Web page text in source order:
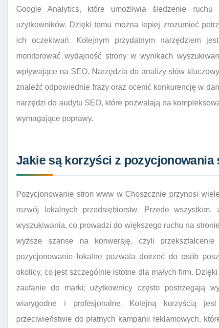
Google Analytics, które umożliwia śledzenie
użytkowników. Dzięki temu można lepiej zrozumieć
ich oczekiwań. Kolejnym przydatnym narzędziem
monitorować wydajność strony w wynikach
wpływające na SEO. Narzędzia do analizy słów
znaleźć odpowiednie frazy oraz ocenić konkurencję w
narzędzi do audytu SEO, które pozwalają na
wymagające poprawy.
Jakie są korzyści z pozycjonowania
Pozycjonowanie stron www w Choszcznie przynosi
rozwój lokalnych przedsiębiorstw. Przede
wyszukiwania, co prowadzi do większego ruchu na
wyższe szanse na konwersję, czyli
pozycjonowanie lokalne pozwala dotrzeć do osób
okolicy, co jest szczególnie istotne dla małych firm.
zaufanie do marki; użytkownicy często postrzegają
wiarygodne i profesjonalne. Kolejną korzyścią
przeciwieństwie do płatnych kampanii reklamowych,